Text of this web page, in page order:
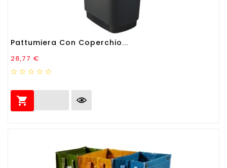
Pattumiera Con Coperchio...
Prezzo
28,77 €
